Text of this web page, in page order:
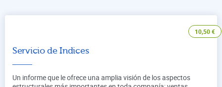
10,50€
Servicio de Indices
Un informe que le ofrece una amplia visión de los aspectos